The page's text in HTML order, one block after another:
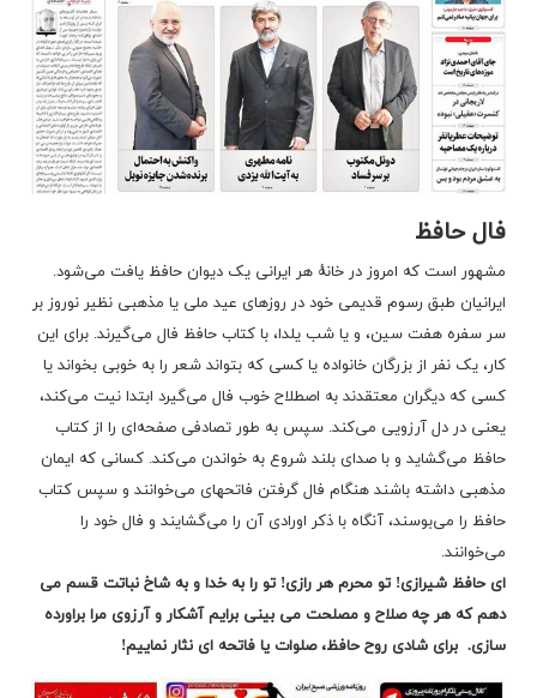
فال حافظ
مشهور است که امروز در خانهٔ هر ایرانی یک دیوان حافظ یافت می‌شود.
ایرانیان طبق رسوم قدیمی خود در روزهای عید ملی یا مذهبی نظیر نوروز بر
سر سفره هفت سین، و یا شب یلدا، با کتاب حافظ فال می‌گیرند. برای این
کار، یک نفر از بزرگان خانواده یا کسی که بتواند شعر را به خوبی بخواند یا
کسی که دیگران معتقدند به اصطلاح خوب فال می‌گیرد ابتدا نیت می‌کند،
یعنی در دل آرزویی می‌کند. سپس به طور تصادفی صفحه‌ای را از کتاب
حافظ می‌گشاید و با صدای بلند شروع به خواندن می‌کند. کسانی که ایمان
مذهبی داشته باشند هنگام فال گرفتن فاتحهای می‌خوانند و سپس کتاب
حافظ را می‌بوسند، آنگاه با ذکر اورادی آن را می‌گشایند و فال خود را
می‌خوانند.
ای حافظ شیرازی! تو محرم هر رازی! تو را به خدا و به شاخ نباتت قسم می
دهم که هر چه صلاح و مصلحت می بینی برایم آشکار و آرزوی مرا براورده
سازی. برای شادی روح حافظ، صلوات یا فاتحه ای نثار نماییم!